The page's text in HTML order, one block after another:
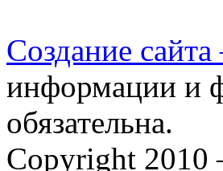
Создание сайта
информации и
обязательна.
Copyright